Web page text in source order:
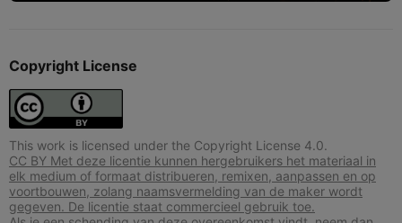
Copyright License
This work is licensed under the Copyright License 4.0.
CC BY Met deze licentie kunnen hergebruikers het materiaal in
elk medium of formaat distribueren, remixen, aanpassen en op
voortbouwen, zolang naamsvermelding van de maker wordt
gegeven. De licentie staat commercieel gebruik toe.